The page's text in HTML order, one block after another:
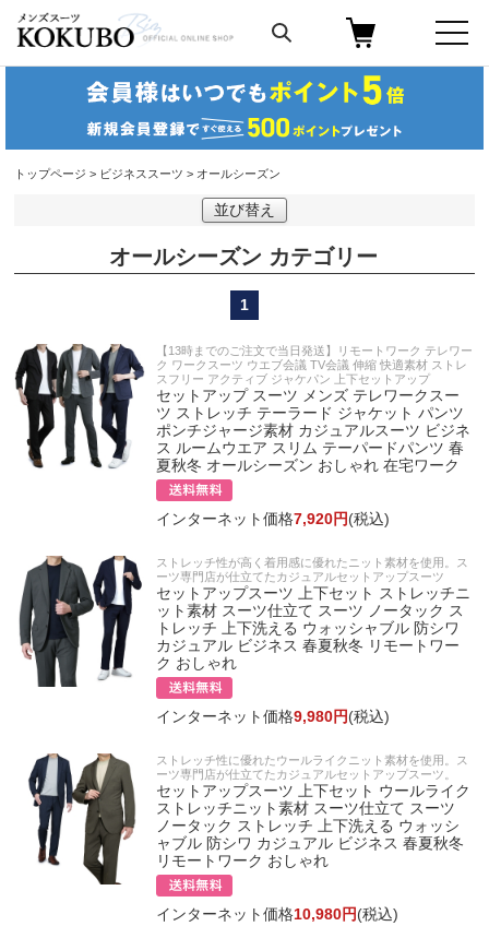
トップページ > ビジネススーツ > オールシーズン
並び替え
オールシーズン
1
【13時までのご注文で当日発送】リモートワーク テレワー
ク ワークスーツ ウエブ会議 TV会議 伸縮 快適素材 ストレ
スフリー アクティブ ジャケパン 上下セットアップ
セットアップ スーツ メンズ テレワークスー
ツ ストレッチ テーラード ジャケット パンツ
ポンチジャージ素材 カジュアルスーツ ビジネ
ス ルームウエア スリム テーパードパンツ 春
夏秋冬 オールシーズン おしゃれ 在宅ワーク
インターネット価格7,920円(税込)
ストレッチ性が高く着用感に優れたニット素材を使用。ス
ーツ専門店が仕立てたカジュアルセットアップスーツ
セットアップスーツ 上下セット ストレッチニ
ット素材 スーツ仕立て スーツ ノータック ス
トレッチ 上下洗える ウォッシャブル 防シワ
カジュアル ビジネス 春夏秋冬 リモートワー
ク おしゃれ
インターネット価格9,980円(税込)
ストレッチ性に優れたウールライクニット素材を使用。ス
ーツ専門店が仕立てたカジュアルセットアップスーツ。
セットアップスーツ 上下セット ウールライク
ストレッチニット素材 スーツ仕立て スーツ
ノータック ストレッチ 上下洗える ウォッシ
ャブル 防シワ カジュアル ビジネス 春夏秋冬
リモートワーク おしゃれ
インターネット価格10,980円(税込)